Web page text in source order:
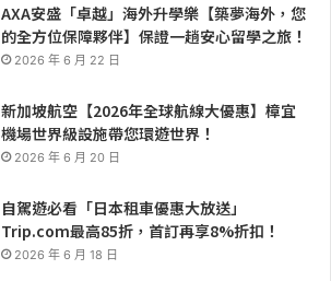
AXA安盛「卓越」海外升學樂【築夢海外，您
的全方位保障夥伴】保證一趟安心留學之旅！
2026 年 6 月 22 日
新加坡航空【2026年全球航線大優惠】樟宜
機場世界級設施帶您環遊世界！
2026 年 6 月 20 日
自駕遊必看「日本租車優惠大放送」
Trip.com最高85折，首訂再享8%折扣！
2026 年 6 月 18 日